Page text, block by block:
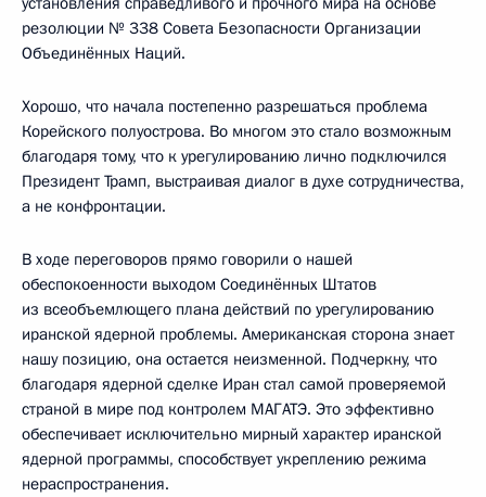
резолюции № 338 Совета Безопасности Организации
Объединённых Наций.
Хорошо, что начала постепенно разрешаться проблема
Корейского полуострова. Во многом это стало возможным
благодаря тому, что к урегулированию лично подключился
Президент Трамп, выстраивая диалог в духе сотрудничества,
а не конфронтации.
В ходе переговоров прямо говорили о нашей
обеспокоенности выходом Соединённых Штатов
из всеобъемлющего плана действий по урегулированию
иранской ядерной проблемы. Американская сторона знает
нашу позицию, она остается неизменной. Подчеркну, что
благодаря ядерной сделке Иран стал самой проверяемой
страной в мире под контролем МАГАТЭ. Это эффективно
обеспечивает исключительно мирный характер иранской
ядерной программы, способствует укреплению режима
нераспространения.